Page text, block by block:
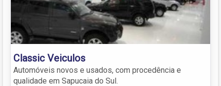
Classic Veiculos
Automóveis novos e usados, com procedência e
qualidade em Sapucaia do Sul.